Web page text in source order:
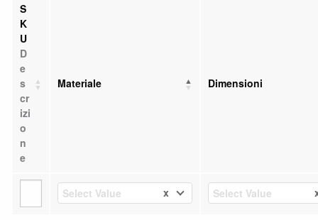
S
K
U
D
e
s
cr
izi
o
n
e
Materiale Dimensioni
Select Value x Select Value